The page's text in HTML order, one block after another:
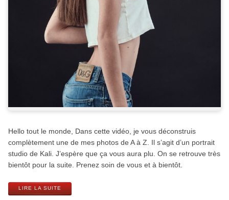
Hello tout le monde, Dans cette vidéo, je vous déconstruis
complètement une de mes photos de A à Z. Il s’agit d’un portrait
studio de Kali. J’espère que ça vous aura plu. On se retrouve très
bientôt pour la suite. Prenez soin de vous et à bientôt.
LIRE LA SUITE